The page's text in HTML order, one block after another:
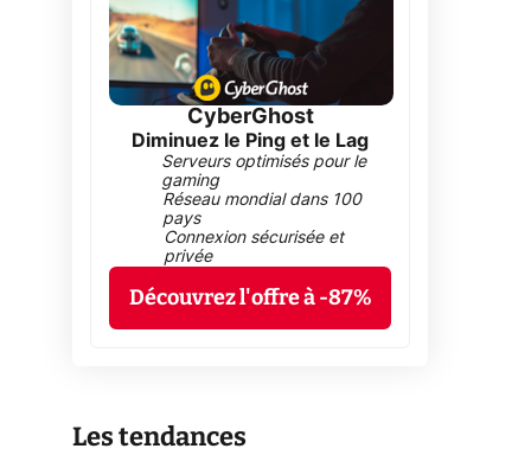
CyberGhost
Diminuez le Ping et le Lag
Serveurs optimisés pour le
gaming
Réseau mondial dans 100
pays
Connexion sécurisée et
privée
Découvrez l'offre à -87%
Les tendances